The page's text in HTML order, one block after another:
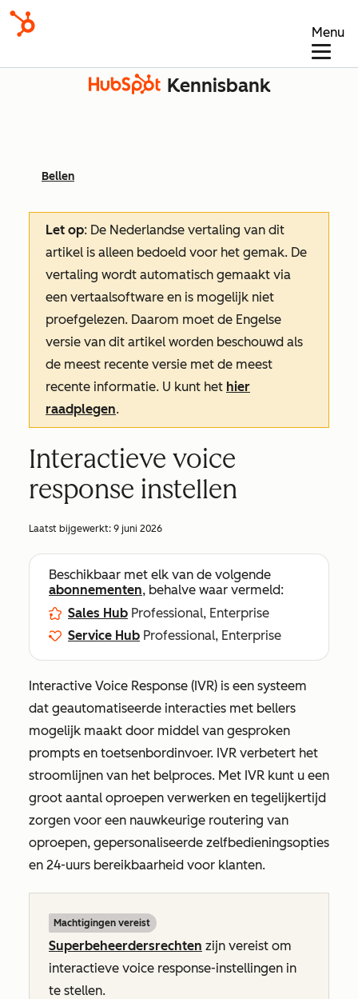
Menu
Kennisbank
Bellen
Let op: De Nederlandse vertaling van dit
artikel is alleen bedoeld voor het gemak. De
vertaling wordt automatisch gemaakt via
een vertaalsoftware en is mogelijk niet
proefgelezen. Daarom moet de Engelse
versie van dit artikel worden beschouwd als
de meest recente versie met de meest
recente informatie. U kunt het hier
raadplegen.
Interactieve voice
response instellen
Laatst bijgewerkt: 9 juni 2026
Beschikbaar met elk van de volgende
abonnementen, behalve waar vermeld:
Sales Hub Professional, Enterprise
Service Hub Professional, Enterprise
Interactive Voice Response (IVR) is een systeem
dat geautomatiseerde interacties met bellers
mogelijk maakt door middel van gesproken
prompts en toetsenbordinvoer. IVR verbetert het
stroomlijnen van het belproces. Met IVR kunt u een
groot aantal oproepen verwerken en tegelijkertijd
zorgen voor een nauwkeurige routering van
oproepen, gepersonaliseerde zelfbedieningsopties
en 24-uurs bereikbaarheid voor klanten.
Machtigingen vereist
Superbeheerdersrechten zijn vereist om
interactieve voice response-instellingen in
te stellen.